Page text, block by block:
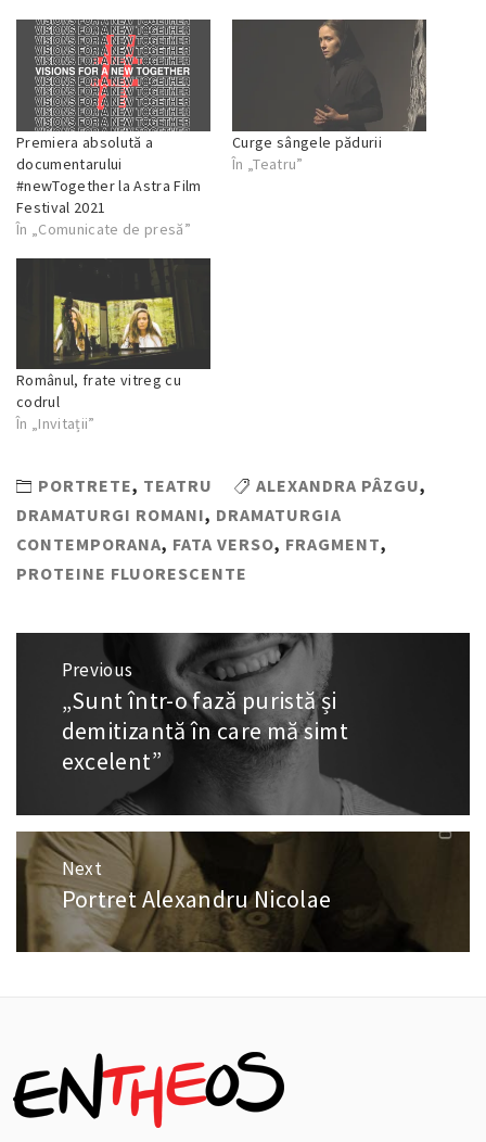
Premiera absolută a
documentarului
#newTogether la Astra Film
Festival 2021
În „Comunicate de presă”
Curge sângele pădurii
În „Teatru”
Românul, frate vitreg cu
codrul
În „Invitații”
PORTRETE, TEATRU ALEXANDRA PÂZGU,
DRAMATURGI ROMANI, DRAMATURGIA
CONTEMPORANA, FATA VERSO, FRAGMENT,
PROTEINE FLUORESCENTE
Navigare
articole
Previous
Previous
post:
„Sunt într-o fază puristă și
demitizantă în care mă simt
excelent”
Next
Next
post:
Portret Alexandru Nicolae